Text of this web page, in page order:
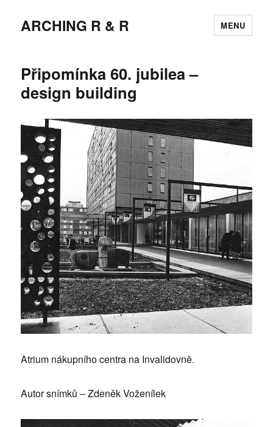
ARCHING R & R MENU
Připomínka 60. jubilea –
design building
Atrium nákupního centra na Invalidovně.
Autor snímků – Zdeněk Voženílek